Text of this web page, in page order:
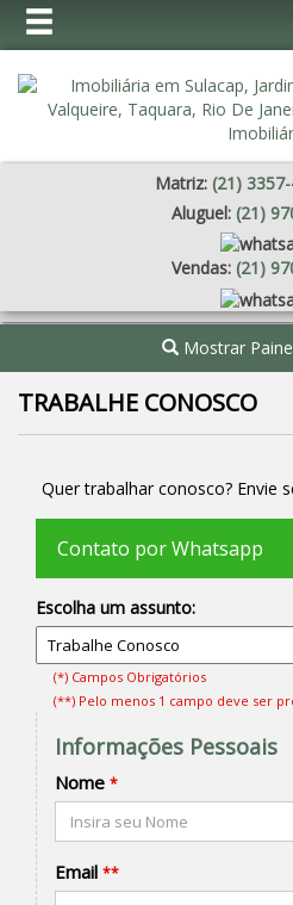
Matriz: (21)
Aluguel: (21)
Vendas: (21)
Mostrar
TRABALHE CONOSCO
Quer trabalhar conosco? Envie
Contato por Whatsapp
Escolha um assunto:
(*) Campos Obrigatórios
(**) Pelo menos 1 campo deve ser
Informações Pessoais
Nome *
Email **